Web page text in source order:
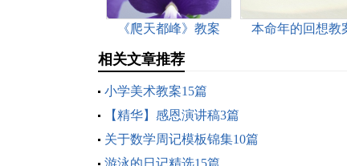
《爬天都峰》教案 本命年的回想教
相关文章推荐
小学美术教案15篇
【精华】感恩演讲稿3篇
关于数学周记模板锦集10篇
游泳的日记精选15篇